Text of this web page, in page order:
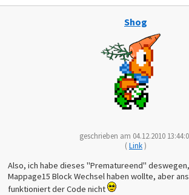
INY
LDA $99
CurrentXY:
ROL A
ASL A
Shog
geschrieben am 04.12.2010
(Link)
Also, ich habe dieses "Prematureend"
Mappage15 Block Wechsel haben wollte, aber
funktioniert der Code nicht